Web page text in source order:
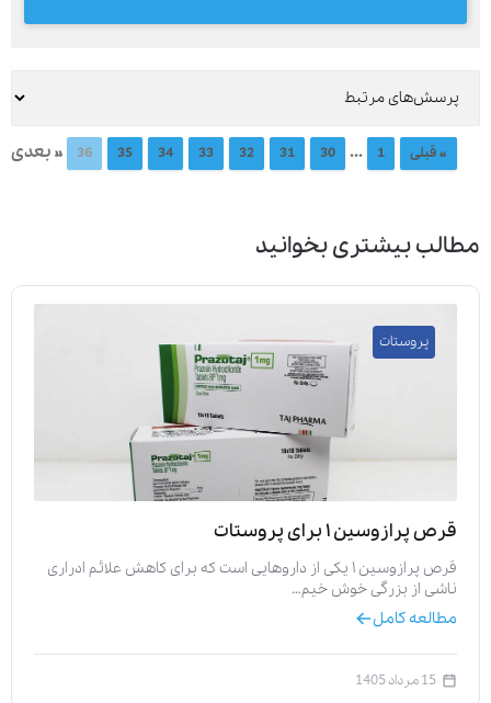
« قبلی 1
...
30
31
32
33
34
35
36 » بعدی
مطالب بیشتری بخوانید
پروستات
قرص پرازوسین ۱ برای پروستات
قرص پرازوسین ۱ یکی از داروهایی است که برای کاهش علائم ادراری
ناشی از بزرگی خوش خیم…
مطالعه کامل
15 مرداد 1405